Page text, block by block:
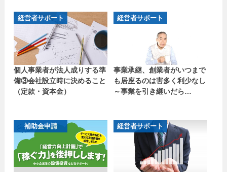
経営者サポート
個人事業者が法人成りする準
備③会社設立時に決めること
（定款・資本金）
経営者サポート
事業承継、創業者がいつまで
も居座るのは害多く利少なし
～事業を引き継いだら…
補助金申請 経営者サポート